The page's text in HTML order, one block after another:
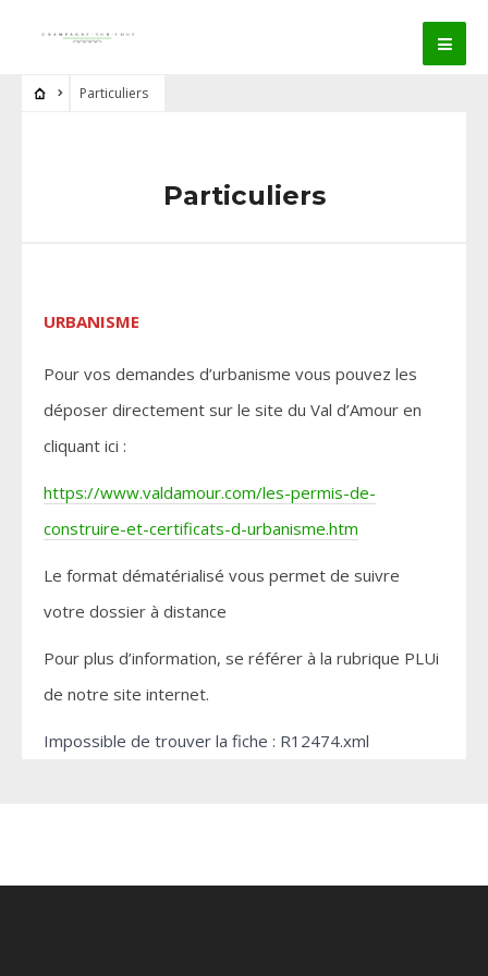
Particuliers
Particuliers
URBANISME
Pour vos demandes d’urbanisme vous pouvez les
déposer directement sur le site du Val d’Amour en
cliquant ici :
https://www.valdamour.com/les-permis-de-
construire-et-certificats-d-urbanisme.htm
Le format dématérialisé vous permet de suivre
votre dossier à distance
Pour plus d’information, se référer à la rubrique PLUi
de notre site internet.
Impossible de trouver la fiche : R12474.xml